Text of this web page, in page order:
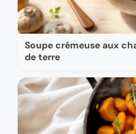
Soupe crémeuse aux
de terre